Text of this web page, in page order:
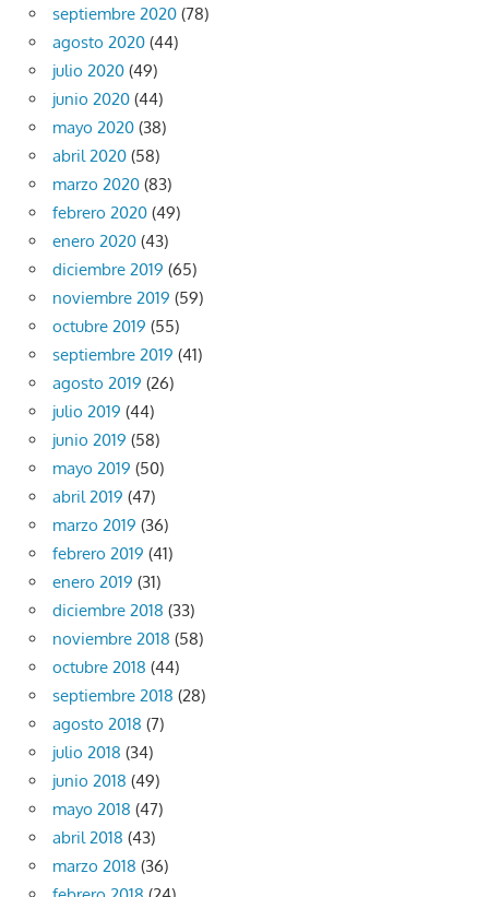
septiembre 2020 (78)
agosto 2020 (44)
julio 2020 (49)
junio 2020 (44)
mayo 2020 (38)
abril 2020 (58)
marzo 2020 (83)
febrero 2020 (49)
enero 2020 (43)
diciembre 2019 (65)
noviembre 2019 (59)
octubre 2019 (55)
septiembre 2019 (41)
agosto 2019 (26)
julio 2019 (44)
junio 2019 (58)
mayo 2019 (50)
abril 2019 (47)
marzo 2019 (36)
febrero 2019 (41)
enero 2019 (31)
diciembre 2018 (33)
noviembre 2018 (58)
octubre 2018 (44)
septiembre 2018 (28)
agosto 2018 (7)
julio 2018 (34)
junio 2018 (49)
mayo 2018 (47)
abril 2018 (43)
marzo 2018 (36)